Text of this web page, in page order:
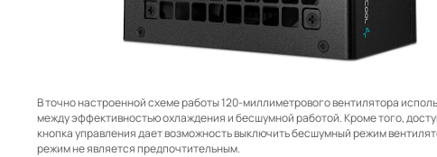
В точно настроенной схеме работы 120-миллиметрового вентилятора
между эффективностью охлаждения и бесшумной работой. Кроме того,
кнопка управления дает возможность выключить бесшумный режим
режим не является предпочтительным.